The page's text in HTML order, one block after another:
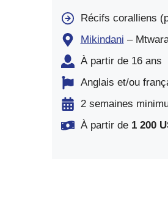
Récifs coralliens
Mikindani –
À partir de 16 ans
Anglais et/ou
2 semaines
À partir de 1 200